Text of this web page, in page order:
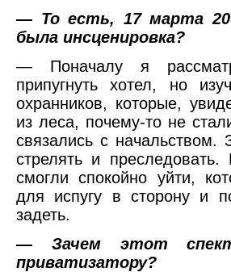
— То есть, 17 марта
была инсценировка?
— Поначалу я
припугнуть хотел, но
охранников, которые,
из леса, почему-то не
связались с начальством.
стрелять и
смогли спокойно уйти,
для испугу в сторону и
задеть.
— Зачем этот
приватизатору?